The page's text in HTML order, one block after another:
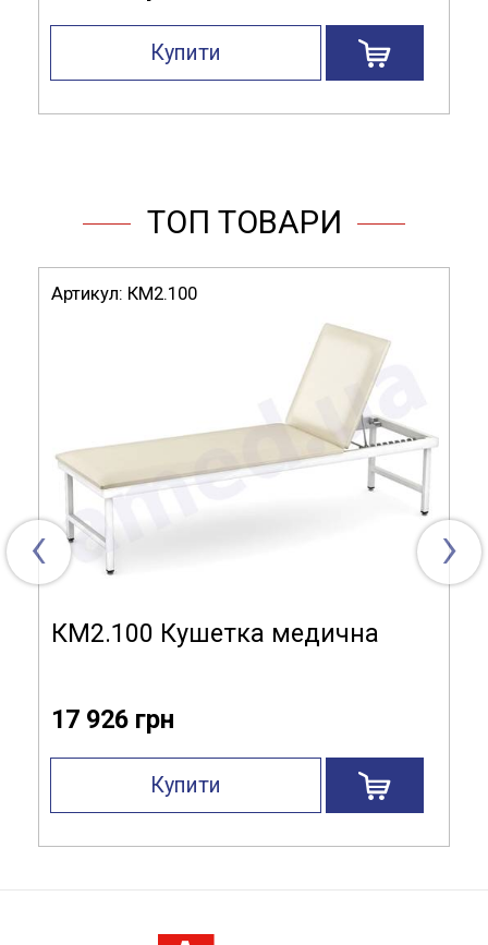
Купити
ТОП ТОВАРИ
‹
Артикул: КМ2.100
КМ2.100 Кушетка медична
17 926 грн
Купити
›